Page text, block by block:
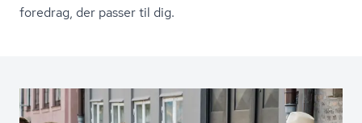
foredrag, der passer til dig.